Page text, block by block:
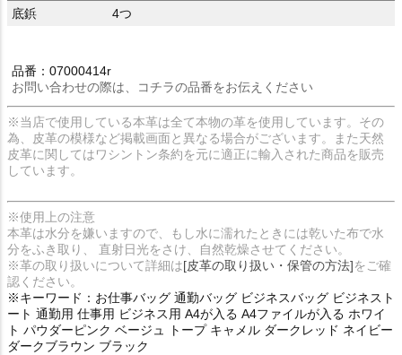
底鋲
4つ
品番：07000414r
お問い合わせの際は、コチラの品番をお伝えください
※当店で使用している本革は全て本物の革を使用しています。その
為、皮革の模様など掲載画面と異なる場合がございます。また天然
皮革に関してはワシントン条約を元に適正に輸入された商品を販売
しています。
※使用上の注意
本革は水分を嫌いますので、もし水に濡れたときには乾いた布で水
分をふき取り、 直射日光をさけ、自然乾燥させてください。
※革の取り扱いについて詳細は[皮革の取り扱い・保管の方法]をご確
認ください。
※キーワード：お仕事バッグ 通勤バッグ ビジネスバッグ ビジネスト
ート 通勤用 仕事用 ビジネス用 A4が入る A4ファイルが入る ホワイ
ト パウダーピンク ベージュ トープ キャメル ダークレッド ネイビー
ダークブラウン ブラック